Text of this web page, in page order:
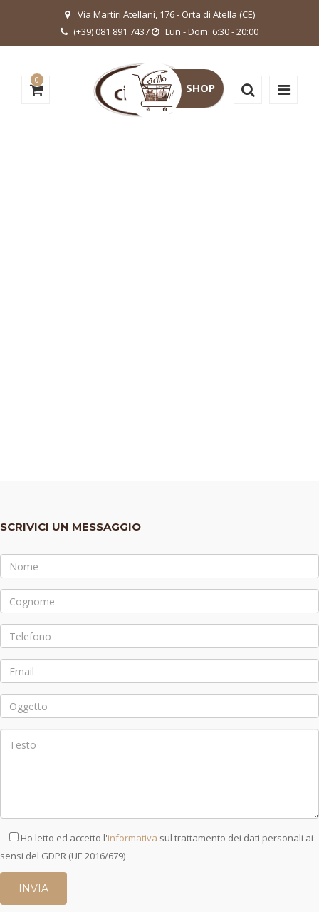
Via Martiri Atellani, 176 - Orta di Atella (CE)
(+39) 081 891 7437
Lun - Dom: 6:30 - 20:00
0
SCRIVICI UN MESSAGGIO
Ho letto ed accetto l'informativa sul trattamento dei dati personali ai
sensi del GDPR (UE 2016/679)
SHOP